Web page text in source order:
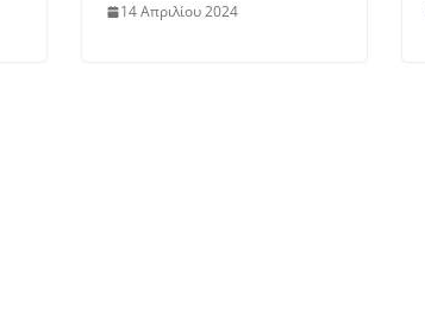
14 Απριλίου 2024